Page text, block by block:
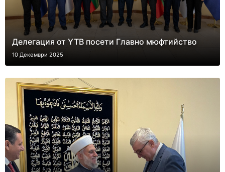
Делегация от YTB посети Главно мюфтийство
10 Декември 2025